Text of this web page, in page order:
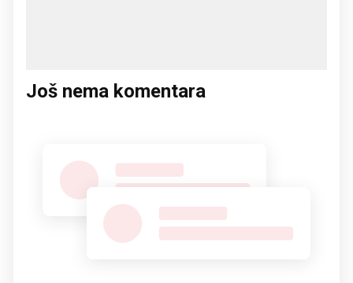
Još nema komentara